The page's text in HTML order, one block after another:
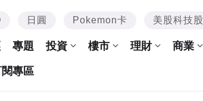
日圓 Pokemon卡 美股科技股
專題 投資 樓市 理財 商業
專區